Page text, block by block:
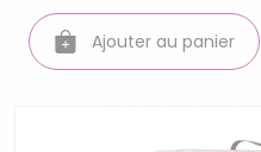
Ajouter au panier